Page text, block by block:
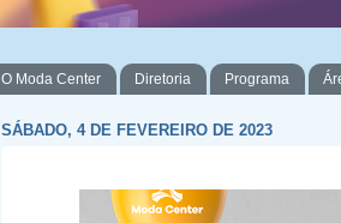
O Moda Center Diretoria Programa
SÁBADO, 4 DE FEVEREIRO DE 2023